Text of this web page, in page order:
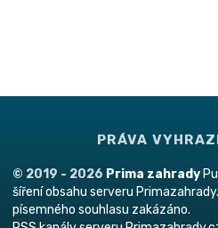
PRÁVA
© 2019 - 2026 Prima zahrady
šíření obsahu serveru
písemného souhlasu zakázáno.